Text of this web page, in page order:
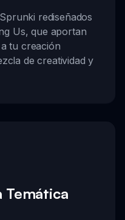
rediseñados
Us, que aportan
tu creación
de creatividad y
Temática